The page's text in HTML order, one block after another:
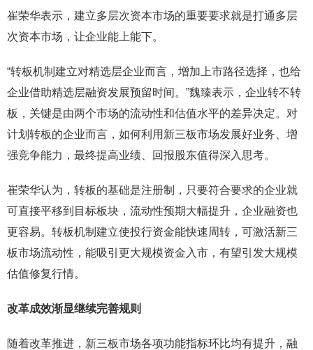
崔荣华表示，建立多层次资本市场的重要要求就是打通多层
次资本市场，让企业能上能下。
“转板机制建立对精选层企业而言，增加上市路径选择，也给
企业借助精选层融资发展预留时间。”魏臻表示，企业转不转
板，关键是由两个市场的流动性和估值水平的差异决定。对
计划转板的企业而言，如何利用新三板市场发展好业务、增
强竞争能力，最终提高业绩、回报股东值得深入思考。
崔荣华认为，转板的基础是注册制，只要符合要求的企业就
可直接平移到目标板块，流动性预期大幅提升，企业融资也
更容易。转板机制建立使投行资金能快速周转，可激活新三
板市场流动性，能吸引更大规模资金入市，有望引发大规模
估值修复行情。
改革成效渐显继续完善规则
随着改革推进，新三板市场各项功能指标环比均有提升，融